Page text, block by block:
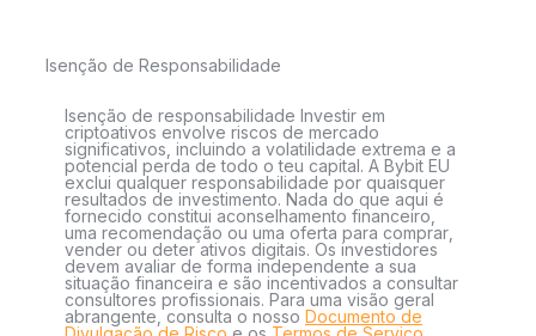
Isenção de Responsabilidade
Isenção de responsabilidade Investir em
criptoativos envolve riscos de mercado
significativos, incluindo a volatilidade extrema e a
potencial perda de todo o teu capital. A Bybit EU
exclui qualquer responsabilidade por quaisquer
resultados de investimento. Nada do que aqui é
fornecido constitui aconselhamento financeiro,
uma recomendação ou uma oferta para comprar,
vender ou deter ativos digitais. Os investidores
devem avaliar de forma independente a sua
situação financeira e são incentivados a consultar
consultores profissionais. Para uma visão geral
abrangente, consulta o nosso Documento de